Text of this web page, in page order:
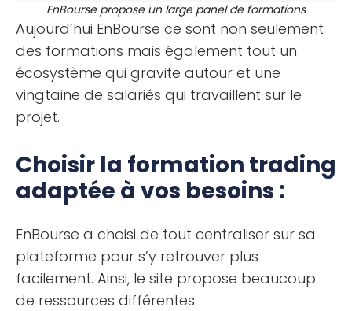
EnBourse propose un large panel de formations
Aujourd’hui EnBourse ce sont non seulement
des formations mais également tout un
écosystème qui gravite autour et une
vingtaine de salariés qui travaillent sur le
projet.
Choisir la formation trading
adaptée à vos besoins :
EnBourse a choisi de tout centraliser sur sa
plateforme pour s’y retrouver plus
facilement. Ainsi, le site propose beaucoup
de ressources différentes.